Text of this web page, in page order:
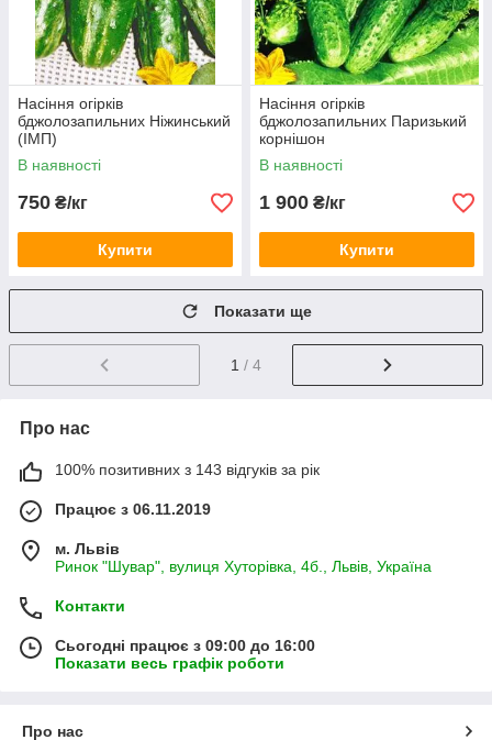
Насіння огірків
бджолозапильних Ніжинський
(ІМП)
В наявності
750 ₴/кг
Купити
Насіння огірків
бджолозапильних Паризький
корнішон
В наявності
1 900 ₴/кг
Купити
Показати ще
1 / 4
Про нас
100% позитивних з 143 відгуків за рік
Працює з 06.11.2019
м. Львів
Ринок "Шувар", вулиця Хуторівка, 4б., Львів, Україна
Контакти
Сьогодні працює з 09:00 до 16:00
Показати весь графік роботи
Про нас